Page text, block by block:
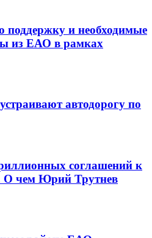
поддержку и необходимые
из ЕАО в рамках
автодорогу по
соглашений к
О чем Юрий Трутнев